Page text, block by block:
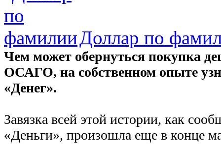
Доллар по
Чем может обернуться покупка
ОСАГО, на собственном опыте
«Денег».
Завязка всей этой истории, как
«Деньги», произошла еще в конце